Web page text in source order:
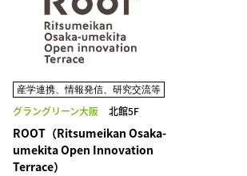
産学連携、情報発信、研究交流等
グラングリーン大阪 北館5F
ROOT（Ritsumeikan Osaka-
umekita Open Innovation
Terrace）